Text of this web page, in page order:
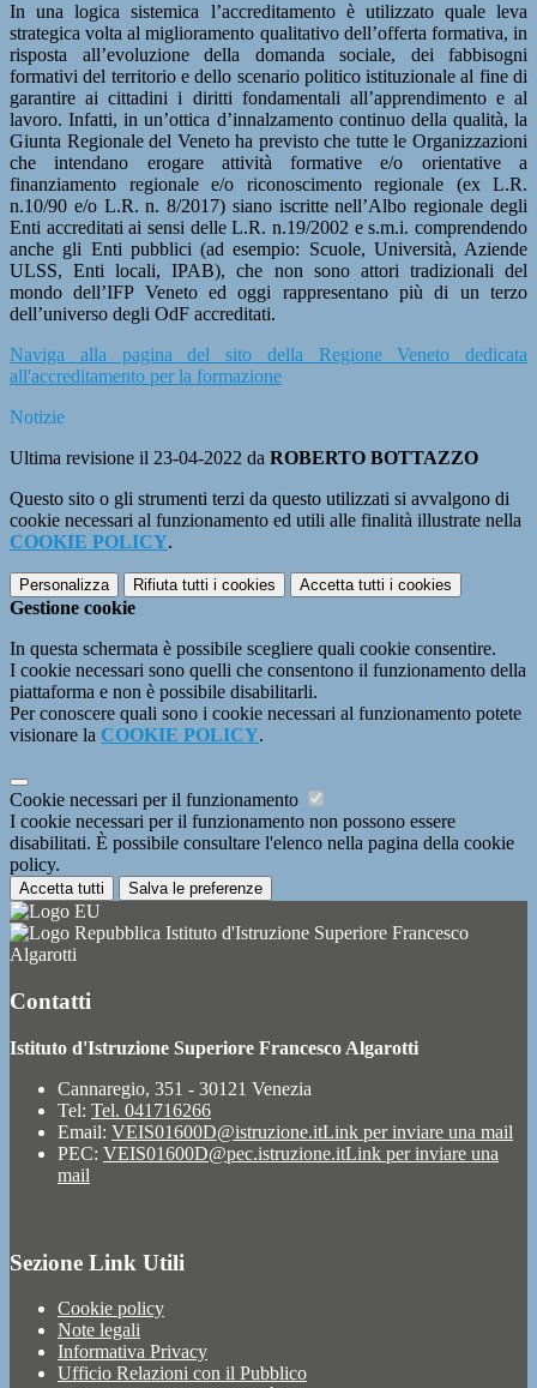
In una logica sistemica l’accreditamento è utilizzato quale leva
strategica volta al miglioramento qualitativo dell’offerta formativa, in
risposta all’evoluzione della domanda sociale, dei fabbisogni
formativi del territorio e dello scenario politico istituzionale al fine di
garantire ai cittadini i diritti fondamentali all’apprendimento e al
lavoro. Infatti, in un’ottica d’innalzamento continuo della qualità, la
Giunta Regionale del Veneto ha previsto che tutte le Organizzazioni
che intendano erogare attività formative e/o orientative a
finanziamento regionale e/o riconoscimento regionale (ex L.R.
n.10/90 e/o L.R. n. 8/2017) siano iscritte nell’Albo regionale degli
Enti accreditati ai sensi delle L.R. n.19/2002 e s.m.i. comprendendo
anche gli Enti pubblici (ad esempio: Scuole, Università, Aziende
ULSS, Enti locali, IPAB), che non sono attori tradizionali del
mondo dell’IFP Veneto ed oggi rappresentano più di un terzo
dell’universo degli OdF accreditati.
Naviga alla pagina del sito della Regione Veneto dedicata
all'accreditamento per la formazione
Notizie
Ultima revisione il 23-04-2022 da ROBERTO BOTTAZZO
Questo sito o gli strumenti terzi da questo utilizzati si avvalgono di
cookie necessari al funzionamento ed utili alle finalità illustrate nella
COOKIE POLICY.
Personalizza Rifiuta tutti i cookies Accetta tutti i cookies
Gestione cookie
In questa schermata è possibile scegliere quali cookie consentire.
I cookie necessari sono quelli che consentono il funzionamento della
piattaforma e non è possibile disabilitarli.
Per conoscere quali sono i cookie necessari al funzionamento potete
visionare la COOKIE POLICY.
Cookie necessari per il funzionamento
I cookie necessari per il funzionamento non possono essere
disabilitati. È possibile consultare l'elenco nella pagina della cookie
policy.
Accetta tutti Salva le preferenze
Istituto d'Istruzione Superiore Francesco
Algarotti
Contatti
Istituto d'Istruzione Superiore Francesco Algarotti
Cannaregio, 351 - 30121 Venezia
Tel: Tel. 041716266
Email: VEIS01600D@istruzione.itLink per inviare una mail
PEC: VEIS01600D@pec.istruzione.itLink per inviare una
mail
Sezione Link Utili
Cookie policy
Note legali
Informativa Privacy
Ufficio Relazioni con il Pubblico